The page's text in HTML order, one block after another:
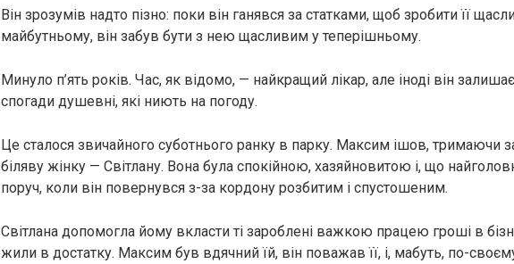
Він зрозумів надто пізно: поки він ганявся за статками, щоб зробити її
майбутньому, він забув бути з нею щасливим у теперішньому.
Минуло п’ять років. Час, як відомо, — найкращий лікар, але іноді він
спогади душевні, які ниють на погоду.
Це сталося звичайного суботнього ранку в парку. Максим ішов, тримаючи
біляву жінку — Світлану. Вона була спокійною, хазяйновитою і, що
поруч, коли він повернувся з-за кордону розбитим і спустошеним.
Світлана допомогла йому вкласти ті зароблені важкою працею гроші в
жили в достатку. Максим був вдячний їй, він поважав її, і, мабуть, по-